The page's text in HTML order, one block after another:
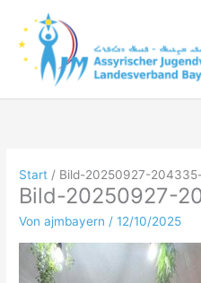
Inhalt
springen
Start Bild-20250927-
Bild-20250927-
Vonajmbayern/12/10/2025